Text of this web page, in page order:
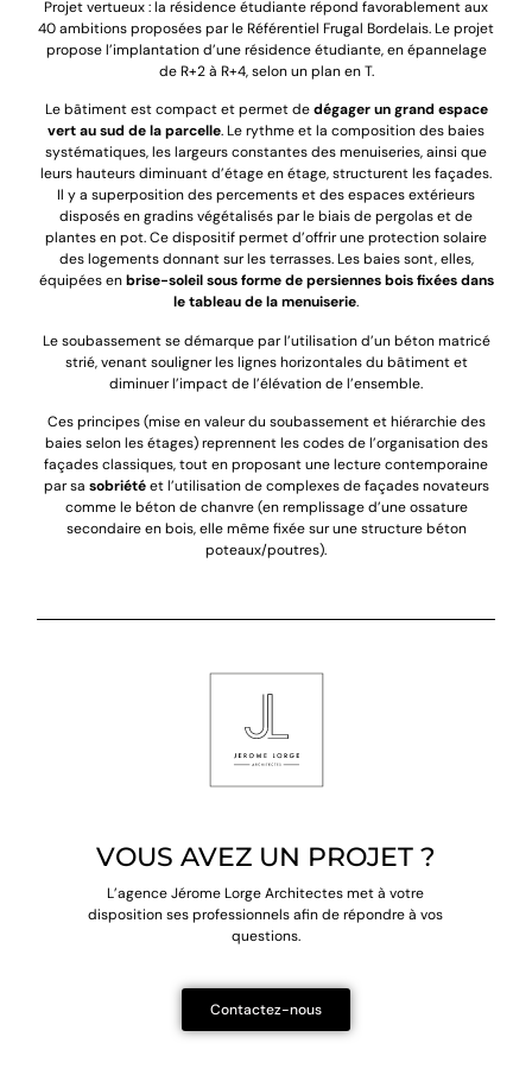
Projet vertueux : la résidence étudiante répond favorablement aux
40 ambitions proposées par le Référentiel Frugal Bordelais. Le projet
propose l’implantation d’une résidence étudiante, en épannelage
de R+2 à R+4, selon un plan en T.
Le bâtiment est compact et permet dedégager un grand espace
vert au sud de la parcelle. Le rythme et la composition des baies
systématiques, les largeurs constantes des menuiseries, ainsi que
leurs hauteurs diminuant d’étage en étage, structurent les façades.
Il y a superposition des percements et des espaces extérieurs
disposés en gradins végétalisés par le biais de pergolas et de
plantes en pot. Ce dispositif permet d’offrir une protection solaire
des logements donnant sur les terrasses. Les baies sont, elles,
équipées enbrise-soleil sous forme de persiennes bois fixées dans
le tableau de la menuiserie.
Le soubassement se démarque par l’utilisation d’un béton matricé
strié, venant souligner les lignes horizontales du bâtiment et
diminuer l’impact de l’élévation de l’ensemble.
Ces principes (mise en valeur du soubassement et hiérarchie des
baies selon les étages) reprennent les codes de l’organisation des
façades classiques, tout en proposant une lecture contemporaine
par sa sobriétéet l’utilisation de complexes de façades novateurs
comme le béton de chanvre (en remplissage d’une ossature
secondaire en bois, elle même fixée sur une structure béton
poteaux/poutres).
VOUS AVEZ UN PROJET ?
L’agence Jérome Lorge Architectes met à votre
dispositionses professionnels afin de répondre à vos
questions.
Contactez-nous